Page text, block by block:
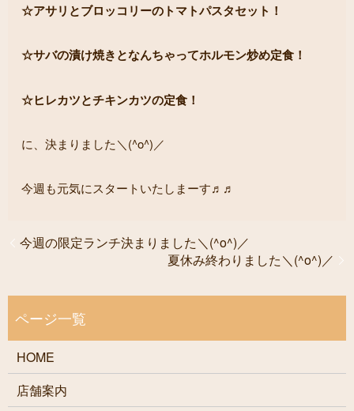
☆アサリとブロッコリーのトマトパスタセット！
☆サバの漬け焼きとなんちゃってホルモン炒め定食！
☆ヒレカツとチキンカツの定食！
に、決まりました＼(^o^)／
今週も元気にスタートいたしまーす♬♬
今週の限定ランチ決まりました＼(^o^)／
夏休み終わりました＼(^o^)／
HOME
店舗案内